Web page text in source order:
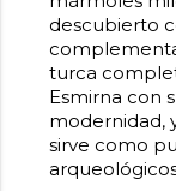
descubierto
turca
Esmirna con
modernidad,
sirve como